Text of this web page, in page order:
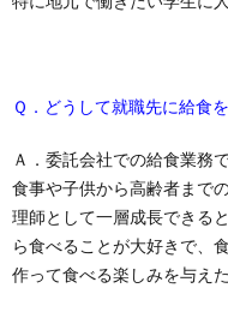
Ｑ．どうして就職先に給食
Ａ．委託会社での給食業務
食事や子供から高齢者まで
理師として一層成長できる
ら食べることが大好きで、
作って食べる楽しみを与え